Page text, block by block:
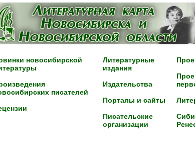
новосибирской
писателей
Литературные
издания
Издательства
Порталы и сайты
Писательские
организации